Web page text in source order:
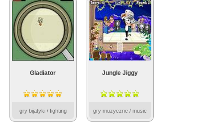
Gladiator
gry bijatyki / fighting
Jungle Jiggy
gry muzyczne / music